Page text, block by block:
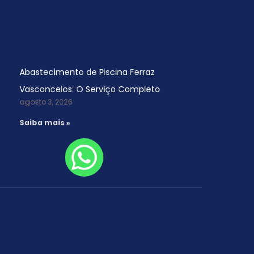
Abastecimento de Piscina Ferraz
Vasconcelos: O Serviço Completo
agosto 3, 2026
Saiba mais »